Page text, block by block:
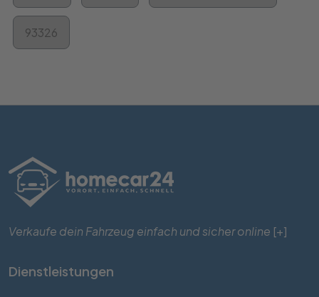
93326
Verkaufe dein Fahrzeug einfach und sicher online [+]
Dienstleistungen